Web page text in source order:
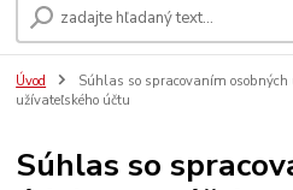
Úvod
Súhlas so spracovaním osobných
užívateľského účtu
Súhlas so